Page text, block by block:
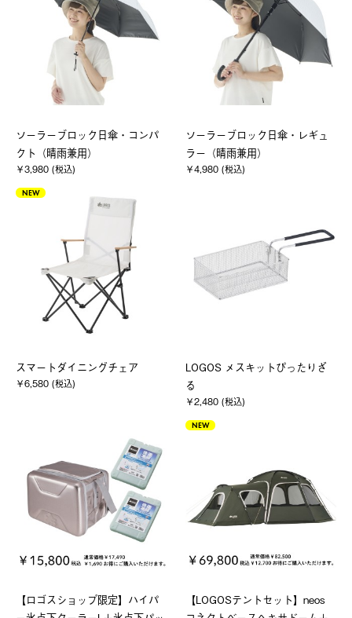
ソーラーブロック日傘・コンパ
クト（晴雨兼用）
￥3,980 (税込)
ソーラーブロック日傘・レギュ
ラー（晴雨兼用）
￥4,980 (税込)
NEW
スマートダイニングチェア
￥6,580 (税込)
LOGOS メスキットぴったりざ
る
￥2,480 (税込)
【ロゴスショップ限定】ハイパ
NEW
【LOGOSテントセット】neos